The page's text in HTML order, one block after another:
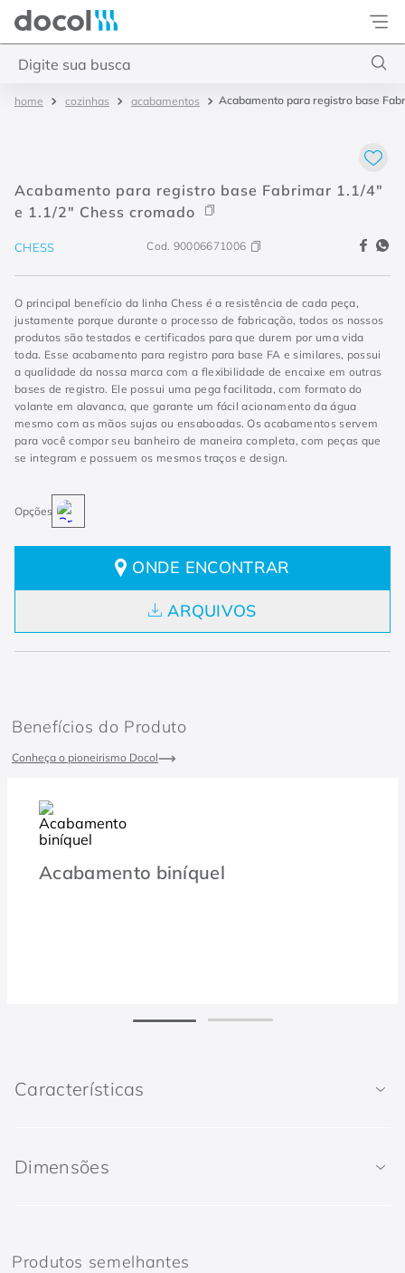
Docol
cozinhas acabamentos Acabamento para registro base
Acabamento para registro base Fabrimar 1.1/4"
e 1.1/2" Chess cromado
CHESS Cod. 90006671006
O principal benefício da linha Chess é a resistência de cada peça,
justamente porque durante o processo de fabricação, todos os nossos
produtos são testados e certificados para que durem por uma vida
toda. Esse acabamento para registro para base FA e similares, possui
a qualidade da nossa marca com a flexibilidade de encaixe em outras
bases de registro. Ele possui uma pega facilitada, com formato do
volante em alavanca, que garante um fácil acionamento da água
mesmo com as mãos sujas ou ensaboadas. Os acabamentos servem
para você compor seu banheiro de maneira completa, com peças que
se integram e possuem os mesmos traços e design.
ONDE ENCONTRAR
ARQUIVOS
Benefícios do Produto
Conheça o pioneirismo Docol
Acabamento biníquel
Características
Dimensões
Produtos semelhantes
3 misturador